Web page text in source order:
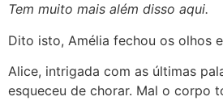
Tem muito mais além disso aqui.
Dito isto, Amélia fechou os olhos
Alice, intrigada com as últimas
esqueceu de chorar. Mal o corpo